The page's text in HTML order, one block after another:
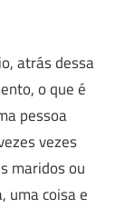
atrás dessa
o que é
pessoa
vezes
maridos ou
uma coisa e